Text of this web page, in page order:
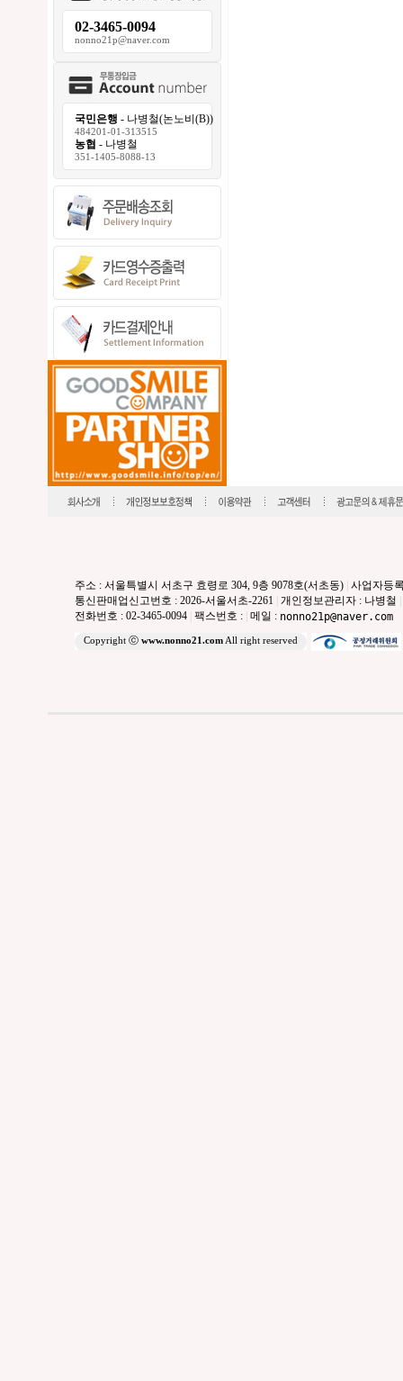
02-3465-0094
nonno21p@naver.com
국민은행 - 나병철(논노비(B))
484201-01-313515
농협 - 나병철
351-1405-8088-13
주소 : 서울특별시 서초구 효령로 304, 9층 9078호(서초동) 사업자등
통신판매업신고번호 : 2026-서울서초-2261 개인정보관리자 : 나병철
전화번호 : 02-3465-0094 팩스번호 : 메일 : nonno21p@naver.com
Copyright ⓒ www.nonno21.comAll right reserved